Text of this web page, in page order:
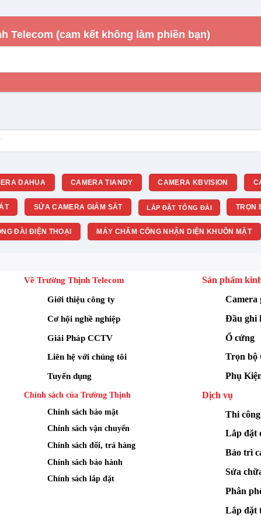
năng tiêu thụ càng ít.
khoản đáng kể trong hóa
của LS1008G
là chạy (Plug and Play).
tác cấu hình phần mềm
Telecom (cam kết không làm phiền bạn)
DAHUA CAMERA TIANDY CAMERA KBVISION
SỬA CAMERA GIÁM SÁT LẮP ĐẶT TỔNG ĐÀI TRỌN
ĐÀI ĐIỆN THOẠI MÁY CHẤM CÔNG NHẬN DIỆN KHUÔN MẶT
Về Trường Thịnh Telecom
Giới thiệu công ty
Cơ hội nghề nghiệp
Giải Pháp CCTV
Liên hệ với chúng tôi
Tuyển dụng
Chính sách của Trường Thịnh
Chính sách bảo mật
Chính sách vận chuyển
Chính sách đổi, trả hàng
Chính sách bảo hành
Chính sách lắp đặt
Sản phẩm
Camera
Đầu ghi
Ổ cứng
Trọn bộ
Phụ
Dịch vụ
Thi
Lắp đặt
Bảo trì
Sửa
Phân
Lắp đặt